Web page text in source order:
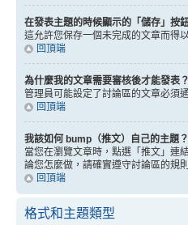
在發表主題的時候顯示的「儲存」按
這允許您保存一個未完成的文章而得
回頂端
為什麼我的文章需要審核後才能發表？
管理員可能設定了討論區的文章必須
回頂端
我該如何 bump（推文）自己的主題？
當您在瀏覽文章時，點選「推文」連
論您怎麼做，請確實遵守討論區的規
回頂端
格式和主題類型